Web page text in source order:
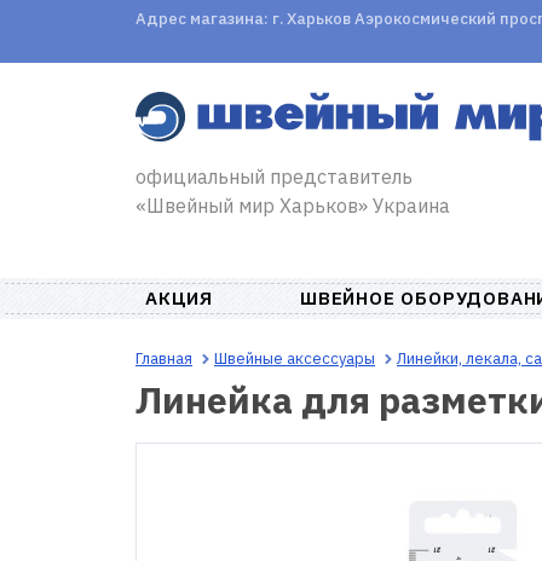
Адрес магазина: г. Харьков Аэрокосмический
официальный представитель
«Швейный мир Харьков» Украина
АКЦИЯ ШВЕЙНОЕ
Главная Швейные аксессуары Линейки, лекала,
Линейка для